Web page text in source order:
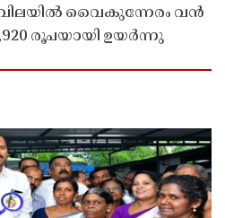
വൈകുന്നേരം വൻ
രൂപയായി ഉയർന്നു